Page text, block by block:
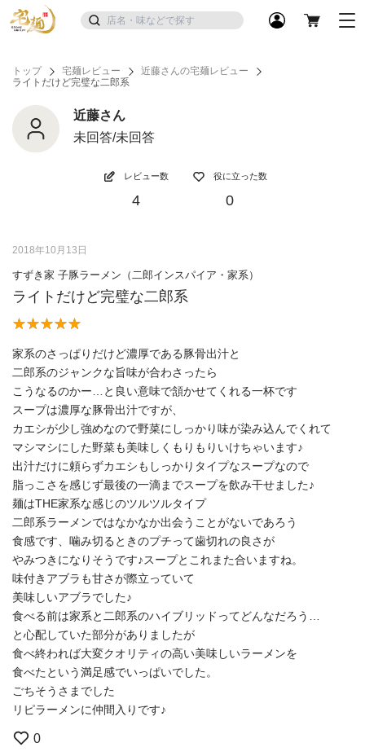
トップ 宅麺レビュー
近藤さんの宅麺レビュー
ライトだけど完璧な二郎系
近藤さん
未回答/未回答
レビュー数
4
役に立った数
0
2018年10月13日
すずき家 子豚ラーメン（二郎インスパイア・家系）
ライトだけど完璧な二郎系
家系のさっぱりだけど濃厚である豚骨出汁と
二郎系のジャンクな旨味が合わさったら
こうなるのかー…と良い意味で頷かせてくれる一杯です
スープは濃厚な豚骨出汁ですが、
カエシが少し強めなので野菜にしっかり味が染み込んでくれて
マシマシにした野菜も美味しくもりもりいけちゃいます♪
出汁だけに頼らずカエシもしっかりタイプなスープなので
脂っこさを感じず最後の一滴までスープを飲み干せました♪
麺はTHE家系な感じのツルツルタイプ
二郎系ラーメンではなかなか出会うことがないであろう
食感です、噛み切るときのプチって歯切れの良さが
やみつきになりそうです♪スープとこれまた合いますね。
味付きアブラも甘さが際立っていて
美味しいアブラでした♪
食べる前は家系と二郎系のハイブリッドってどんなだろう…
と心配していた部分がありましたが
食べ終われば大変クオリティの高い美味しいラーメンを
食べたという満足感でいっぱいでした。
ごちそうさまでした
リピラーメンに仲間入りです♪
0